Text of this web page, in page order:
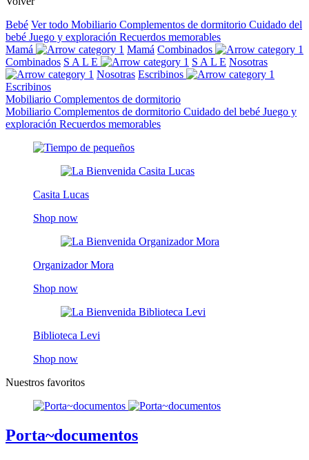
Bebé Ver todo Mobiliario Complementos de dormitorio Cuidado del
bebé Juego y exploración Recuerdos memorables
Mamá
Mamá Combinados
Combinados S A L E S A L E Nosotras
Nosotras Escribinos
Escribinos
Mobiliario Complementos de dormitorio
Mobiliario Complementos de dormitorio Cuidado del bebé Juego y
exploración Recuerdos memorables
Casita Lucas
Shop now
Organizador Mora
Shop now
Biblioteca Levi
Shop now
Nuestros favoritos
Porta~documentos